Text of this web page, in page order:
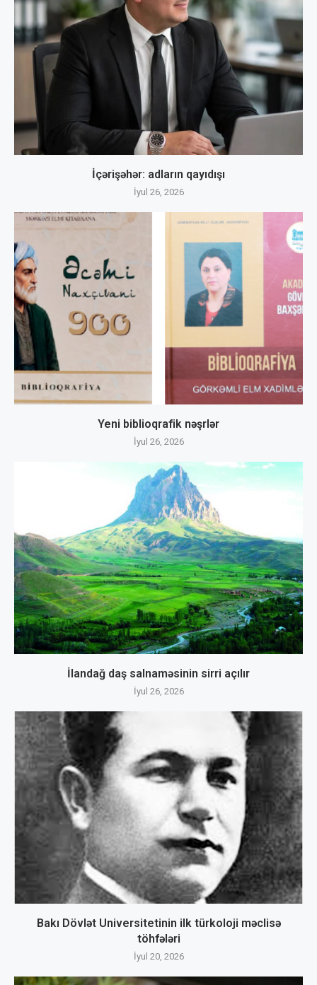
İçərişəhər: adların qayıdışı
İyul 26, 2026
Yeni biblioqrafik nəşrlər
İyul 26, 2026
İlandağ daş salnaməsinin sirri açılır
İyul 26, 2026
Bakı Dövlət Universitetinin ilk türkoloji məclisə
töhfələri
İyul 20, 2026